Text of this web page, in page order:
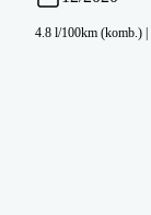
4.8 l/100km (komb.) |